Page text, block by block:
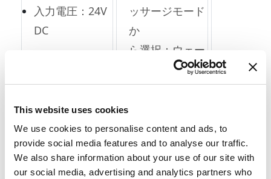
This website uses cookies
We use cookies to personalise content and ads, to
provide social media features and to analyse our traffic.
We also share information about your use of our site with
our social media, advertising and analytics partners who
入力電圧：24V
DC
ッサージモード
か
ら選択：ウェー
ブ、タップ、う
ねり
レジャーベッド向け電動モーションソ
リューション
多くの人は、ベッドをリラックスできる場所と